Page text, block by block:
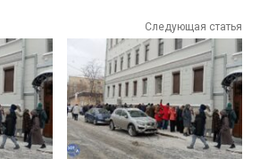
Следующая статья